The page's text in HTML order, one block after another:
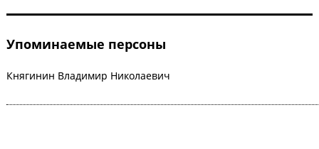
Упоминаемые персоны
Княгинин Владимир Николаевич